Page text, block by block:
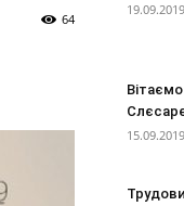
64
19.09.2019
Вітаємо
15.09.2019